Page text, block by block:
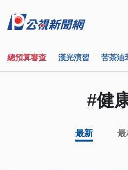
總預算審查 漢光演習 苦茶油
#健
最新 最